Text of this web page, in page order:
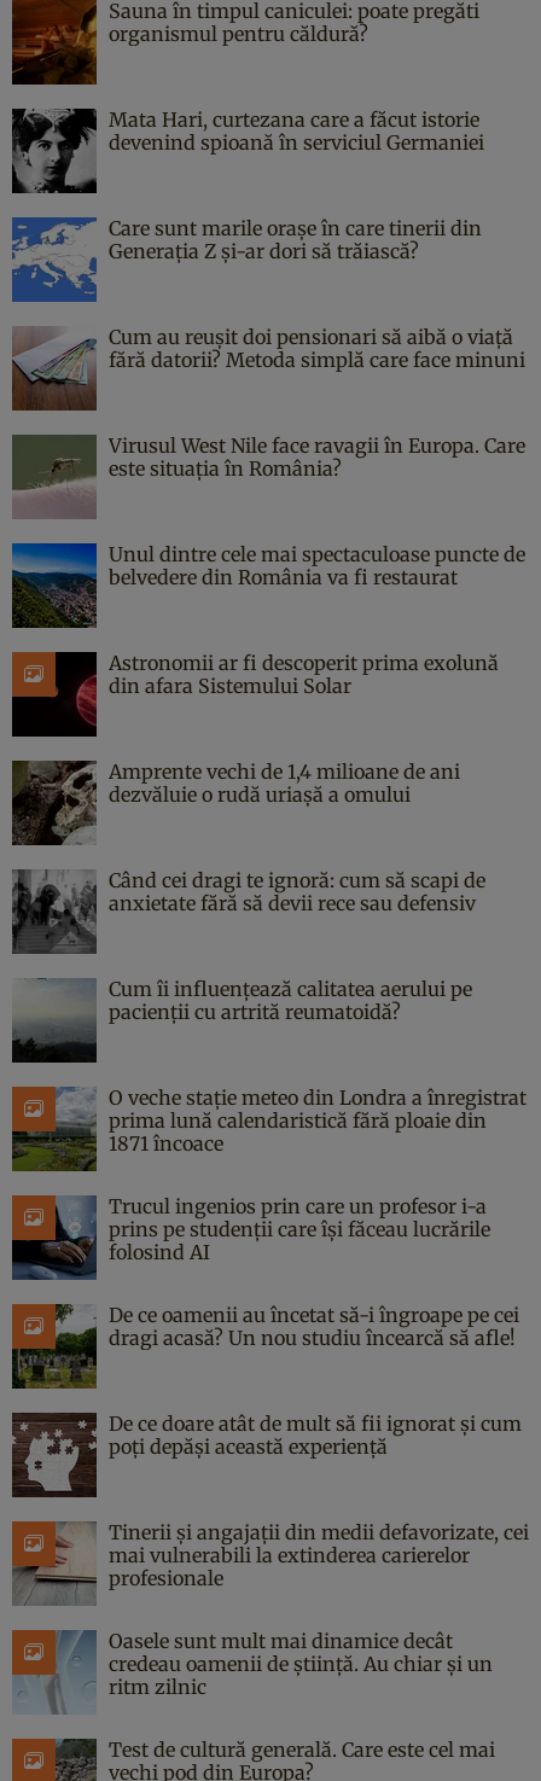
Sauna în timpul caniculei: poate pregăti
organismul pentru căldură?
Mata Hari, curtezana care a făcut istorie
devenind spioană în serviciul Germaniei
Care sunt marile orașe în care tinerii din
Generația Z și-ar dori să trăiască?
Cum au reușit doi pensionari să aibă o viață
fără datorii? Metoda simplă care face minuni
Virusul West Nile face ravagii în Europa. Care
este situația în România?
Unul dintre cele mai spectaculoase puncte de
belvedere din România va fi restaurat
Astronomii ar fi descoperit prima exolună
din afara Sistemului Solar
Amprente vechi de 1,4 milioane de ani
dezvăluie o rudă uriașă a omului
Când cei dragi te ignoră: cum să scapi de
anxietate fără să devii rece sau defensiv
Cum îi influențează calitatea aerului pe
pacienții cu artrită reumatoidă?
O veche stație meteo din Londra a înregistrat
prima lună calendaristică fără ploaie din
1871 încoace
Trucul ingenios prin care un profesor i-a
prins pe studenții care își făceau lucrările
folosind AI
De ce oamenii au încetat să-i îngroape pe cei
dragi acasă? Un nou studiu încearcă să afle!
De ce doare atât de mult să fii ignorat și cum
poți depăși această experiență
Tinerii și angajații din medii defavorizate, cei
mai vulnerabili la extinderea carierelor
profesionale
Oasele sunt mult mai dinamice decât
credeau oamenii de știință. Au chiar și un
ritm zilnic
Test de cultură generală. Care este cel mai
vechi pod din Europa?